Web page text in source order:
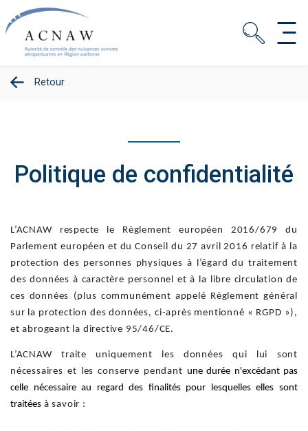
Retour
Politique de confidentialité
L’ACNAW respecte le Règlement européen 2016/679 du
Parlement européen et du Conseil du 27 avril 2016 relatif à la
protection des personnes physiques à l’égard du traitement
des données à caractère personnel et à la libre circulation de
ces données (plus communément appelé Règlement général
sur la protection des données, ci-après mentionné « RGPD »),
et abrogeant la directive 95/46/CE.
L’ACNAW traite uniquement les données qui lui sont
nécessaires et les conserve pendant une durée n'excédant pas
celle nécessaire au regard des finalités pour lesquelles elles sont
traitées à savoir :